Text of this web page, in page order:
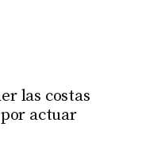
las costas
actuar